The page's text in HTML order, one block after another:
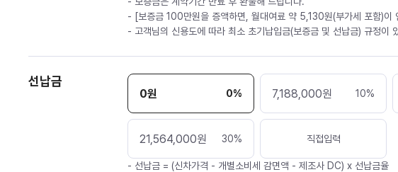
- [보증금 100만원을 증액하면, 월대여료 약 5,130원(부가세 포함)이
- 고객님의 신용도에 따라 최소 초기납입금(보증금 및 선납금) 규정이
선납금
0원 0% 7,188,000원 10%
21,564,000원 30% 직접입력
- 선납금 = (신차가격 - 개별소비세 감면액 - 제조사 DC) x 선납금율